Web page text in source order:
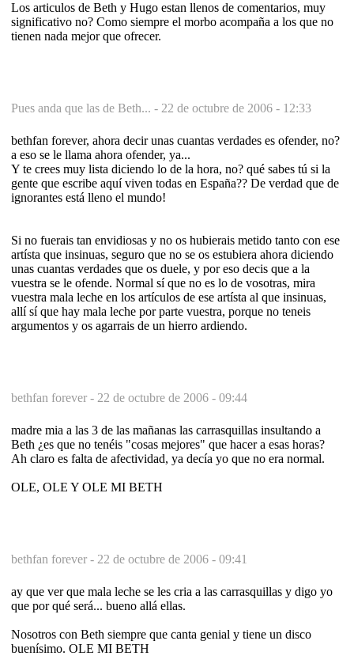
Los articulos de Beth y Hugo estan llenos de comentarios, muy
significativo no? Como siempre el morbo acompaña a los que no
tienen nada mejor que ofrecer.
Pues anda que las de Beth... - 22 de octubre de 2006 - 12:33
bethfan forever, ahora decir unas cuantas verdades es ofender, no?
a eso se le llama ahora ofender, ya...
Y te crees muy lista diciendo lo de la hora, no? qué sabes tú si la
gente que escribe aquí viven todas en España?? De verdad que de
ignorantes está lleno el mundo!
Si no fuerais tan envidiosas y no os hubierais metido tanto con ese
artísta que insinuas, seguro que no se os estubiera ahora diciendo
unas cuantas verdades que os duele, y por eso decis que a la
vuestra se le ofende. Normal sí que no es lo de vosotras, mira
vuestra mala leche en los artículos de ese artísta al que insinuas,
allí sí que hay mala leche por parte vuestra, porque no teneis
argumentos y os agarrais de un hierro ardiendo.
bethfan forever - 22 de octubre de 2006 - 09:44
madre mia a las 3 de las mañanas las carrasquillas insultando a
Beth ¿es que no tenéis "cosas mejores" que hacer a esas horas?
Ah claro es falta de afectividad, ya decía yo que no era normal.
OLE, OLE Y OLE MI BETH
bethfan forever - 22 de octubre de 2006 - 09:41
ay que ver que mala leche se les cria a las carrasquillas y digo yo
que por qué será... bueno allá ellas.
Nosotros con Beth siempre que canta genial y tiene un disco
buenísimo. OLE MI BETH